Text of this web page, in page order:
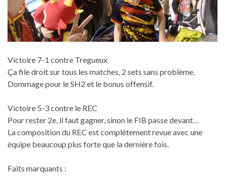
Victoire 7-1 contre Tregueux
Ça file droit sur tous les matches, 2 sets sans problème.
Dommage pour le SH2 et le bonus offensif.
Victoire 5-3 contre le REC
Pour rester 2e, il faut gagner, sinon le FIB passe devant…
La composition du REC est complètement revue avec une
équipe beaucoup plus forte que la dernière fois.
Faits marquants :